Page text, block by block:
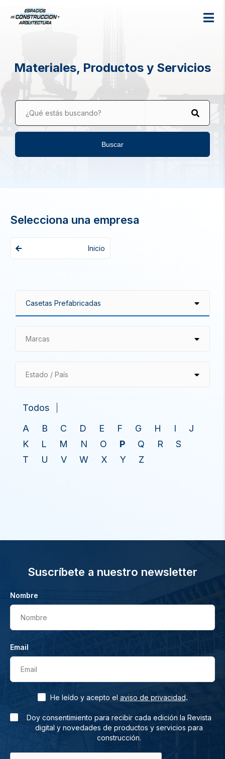
Materiales, Productos y Servicios
¿Qué estás buscando?
Buscar
Selecciona una empresa
Inicio
Marcas
Estado / País
Todos
A
B C D E F G H I
J
K
L M N O P Q R
S
T
U V W X Y Z
Suscríbete a nuestro newsletter
Nombre
Nombre
Email
Email
He leído y acepto el aviso de privacidad.
Doy consentimiento para recibir cada edición la Revista
digital y novedades de productos y servicios para
construcción.